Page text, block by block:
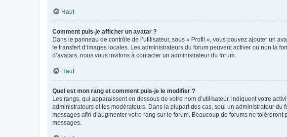
Haut
Comment puis-je afficher un avatar ?
Dans le panneau de contrôle de l’utilisateur, sous « Profil », vous pouvez ajouter un
le transfert d’images locales. Les administrateurs du forum peuvent activer ou non la
d’avatars, nous vous invitons à contacter un administrateur du forum.
Haut
Quel est mon rang et comment puis-je le modifier ?
Les rangs, qui apparaissent en dessous de votre nom d’utilisateur, indiquent votre
administrateurs et les modérateurs. Dans la plupart des cas, seul un administrateur
messages afin d’augmenter votre rang sur le forum. Beaucoup de forums ne
messages.